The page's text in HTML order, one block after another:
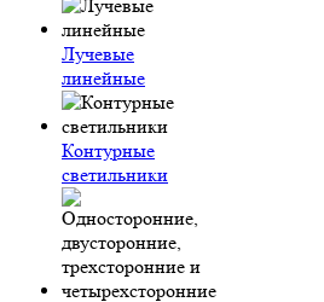
Лучевые
линейные
Контурные
светильники